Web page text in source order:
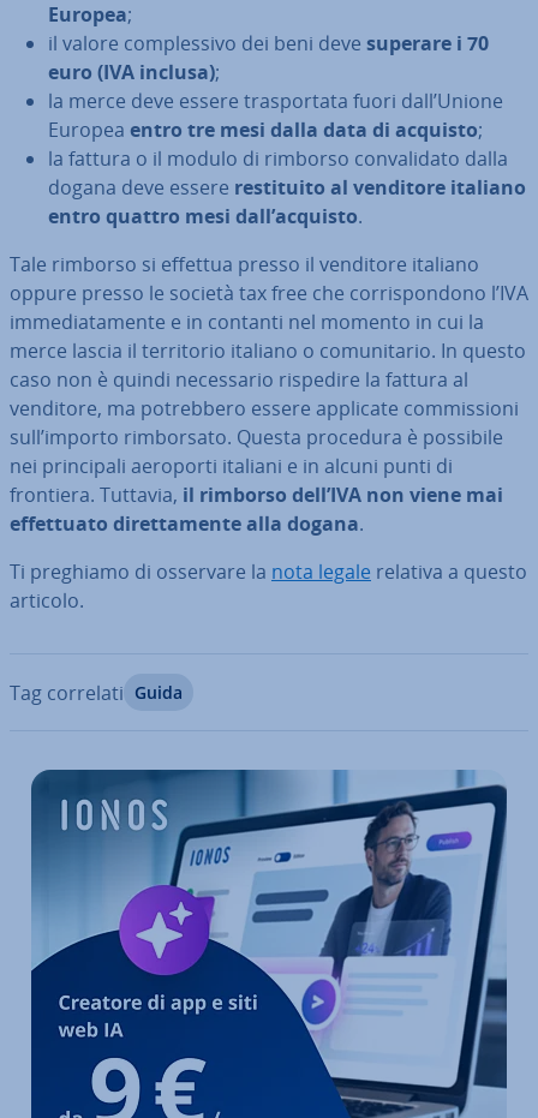
Europea;
il valore com­ples­si­vo dei beni deve superare i 70
euro (IVA inclusa);
la merce deve essere tra­spor­ta­ta fuori dall’Unione
Europea entro tre mesi dalla data di acquisto;
la fattura o il modulo di rimborso con­va­li­da­to dalla
dogana deve essere re­sti­tui­to al venditore italiano
entro quattro mesi dall’acquisto.
Tale rimborso si effettua presso il venditore italiano
oppure presso le società tax free che cor­ri­spon­do­no l’IVA
im­me­dia­ta­men­te e in contanti nel momento in cui la
merce lascia il ter­ri­to­rio italiano o co­mu­ni­ta­rio. In questo
caso non è quindi ne­ces­sa­rio rispedire la fattura al
venditore, ma po­treb­be­ro essere applicate com­mis­sio­ni
sull’importo rim­bor­sa­to. Questa procedura è possibile
nei prin­ci­pa­li aeroporti italiani e in alcuni punti di
frontiera. Tuttavia, il rimborso dell’IVA non viene mai
ef­fet­tua­to di­ret­ta­men­te alla dogana.
Ti preghiamo di osservare la nota legale relativa a questo
articolo.
Tag correlati Guida
Vai al menu prin­ci­pa­le